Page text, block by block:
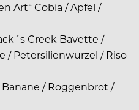
Art“ Cobia / Apfel /
Creek Bavette /
/ Petersilienwurzel / Riso
Banane / Roggenbrot /